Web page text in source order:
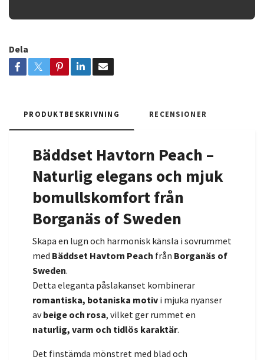
Dela
PRODUKTBESKRIVNING RECENSIONER
Bäddset Havtorn Peach –
Naturlig elegans och mjuk
bomullskomfort från
Borganäs of Sweden
Skapa en lugn och harmonisk känsla i sovrummet
med Bäddset Havtorn Peach från Borganäs of
Sweden.
Detta eleganta påslakanset kombinerar
romantiska, botaniska motiv i mjuka nyanser
avbeige och rosa, vilket ger rummet en
naturlig, varm och tidlös karaktär.
Det finstämda mönstret med blad och